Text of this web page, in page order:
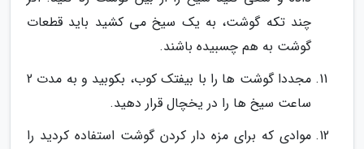
چند تکه گوشت، به یک سیخ می کشید باید قطعات
گوشت به هم چسبیده باشند.
مجددا گوشت ها را با بیفتک کوب، بکوبید و به مدت 2
ساعت سیخ ها را در یخچال قرار دهید.
موادی که برای مزه دار کردن گوشت استفاده کردید را